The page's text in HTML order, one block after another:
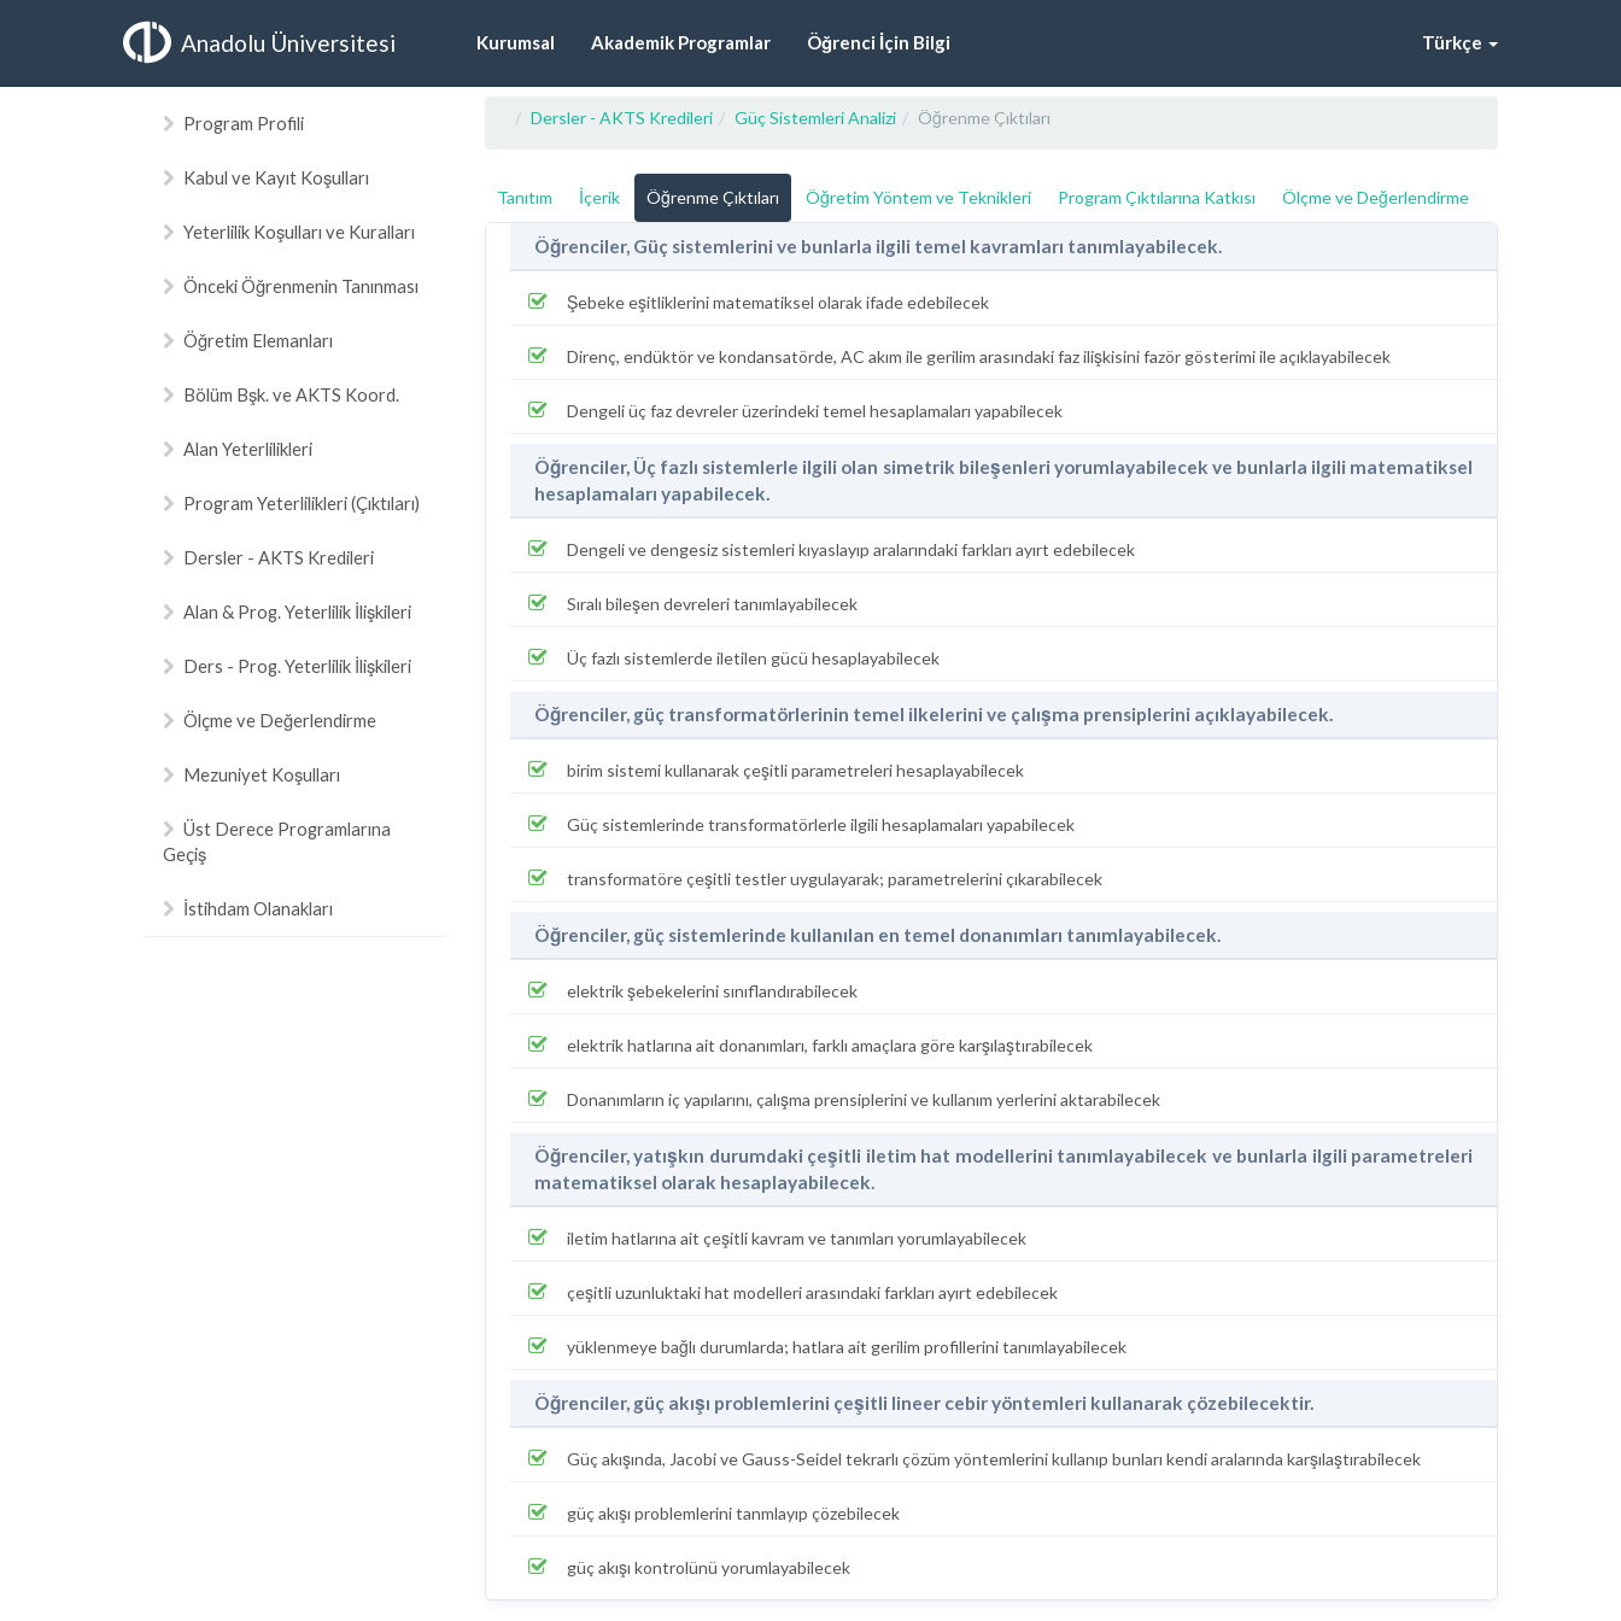
Anadolu Üniversitesi Kurumsal Akademik Programlar Öğrenci İçin Bilgi Türkçe
Program Profili
Kabul ve Kayıt Koşulları
Yeterlilik Koşulları ve Kuralları
Önceki Öğrenmenin Tanınması
Öğretim Elemanları
Bölüm Bşk. ve AKTS Koord.
Alan Yeterlilikleri
Program Yeterlilikleri (Çıktıları)
Dersler - AKTS Kredileri
Alan & Prog. Yeterlilik İlişkileri
Ders - Prog. Yeterlilik İlişkileri
Ölçme ve Değerlendirme
Mezuniyet Koşulları
Üst Derece Programlarına
Geçiş
İstihdam Olanakları
Dersler - AKTS Kredileri Güç Sistemleri Analizi Öğrenme Çıktıları
Tanıtım İçerik Öğrenme Çıktıları Öğretim Yöntem ve Teknikleri Program Çıktılarına Katkısı Ölçme ve Değerlendirme
Öğrenciler, Güç sistemlerini ve bunlarla ilgili temel kavramları tanımlayabilecek.
Şebeke eşitliklerini matematiksel olarak ifade edebilecek
Direnç, endüktör ve kondansatörde, AC akım ile gerilim arasındaki faz ilişkisini fazör gösterimi ile açıklayabilecek
Dengeli üç faz devreler üzerindeki temel hesaplamaları yapabilecek
Öğrenciler, Üç fazlı sistemlerle ilgili olan simetrik bileşenleri yorumlayabilecek ve bunlarla ilgili matematiksel
hesaplamaları yapabilecek.
Dengeli ve dengesiz sistemleri kıyaslayıp aralarındaki farkları ayırt edebilecek
Sıralı bileşen devreleri tanımlayabilecek
Üç fazlı sistemlerde iletilen gücü hesaplayabilecek
Öğrenciler, güç transformatörlerinin temel ilkelerini ve çalışma prensiplerini açıklayabilecek.
birim sistemi kullanarak çeşitli parametreleri hesaplayabilecek
Güç sistemlerinde transformatörlerle ilgili hesaplamaları yapabilecek
transformatöre çeşitli testler uygulayarak; parametrelerini çıkarabilecek
Öğrenciler, güç sistemlerinde kullanılan en temel donanımları tanımlayabilecek.
elektrik şebekelerini sınıflandırabilecek
elektrik hatlarına ait donanımları, farklı amaçlara göre karşılaştırabilecek
Donanımların iç yapılarını, çalışma prensiplerini ve kullanım yerlerini aktarabilecek
Öğrenciler, yatışkın durumdaki çeşitli iletim hat modellerini tanımlayabilecek ve bunlarla ilgili parametreleri
matematiksel olarak hesaplayabilecek.
iletim hatlarına ait çeşitli kavram ve tanımları yorumlayabilecek
çeşitli uzunluktaki hat modelleri arasındaki farkları ayırt edebilecek
yüklenmeye bağlı durumlarda; hatlara ait gerilim profillerini tanımlayabilecek
Öğrenciler, güç akışı problemlerini çeşitli lineer cebir yöntemleri kullanarak çözebilecektir.
Güç akışında, Jacobi ve Gauss-Seidel tekrarlı çözüm yöntemlerini kullanıp bunları kendi aralarında karşılaştırabilecek
güç akışı problemlerini tanmlayıp çözebilecek
güç akışı kontrolünü yorumlayabilecek